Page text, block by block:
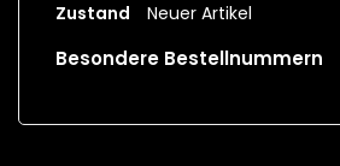
Zustand
Neuer Artikel
Besondere Bestellnummern